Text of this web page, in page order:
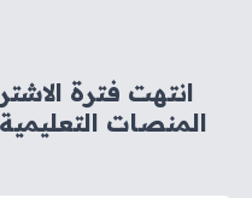
انتهت فترة
المنصات